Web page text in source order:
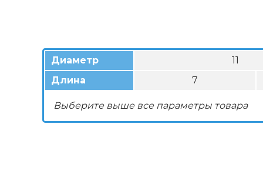
Диаметр
11
Длина
7
Выберите выше все параметры товара